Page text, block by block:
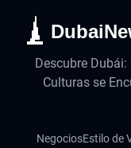
Descubre
Culturas se
NegociosEstilo de